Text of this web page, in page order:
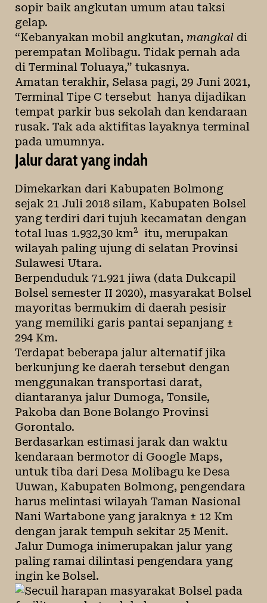
sopir baik angkutan umum atau taksi
gelap.
“Kebanyakan mobil angkutan, mangkal di
perempatan Molibagu. Tidak pernah ada
di Terminal Toluaya,” tukasnya.
Amatan terakhir, Selasa pagi, 29 Juni 2021,
Terminal Tipe C tersebut hanya dijadikan
tempat parkir bus sekolah dan kendaraan
rusak. Tak ada aktifitas layaknya terminal
pada umumnya.
Jalur darat yang indah
Dimekarkan dari Kabupaten Bolmong
sejak 21 Juli 2018 silam, Kabupaten Bolsel
yang terdiri dari tujuh kecamatan dengan
total luas 1.932,30 km2
itu, merupakan
wilayah paling ujung di selatan Provinsi
Sulawesi Utara.
Berpenduduk 71.921 jiwa (data Dukcapil
Bolsel semester II 2020), masyarakat Bolsel
mayoritas bermukim di daerah pesisir
yang memiliki garis pantai sepanjang ±
294 Km.
Terdapat beberapa jalur alternatif jika
berkunjung ke daerah tersebut dengan
menggunakan transportasi darat,
diantaranya jalur Dumoga, Tonsile,
Pakoba dan Bone Bolango Provinsi
Gorontalo.
Berdasarkan estimasi jarak dan waktu
kendaraan bermotor di Google Maps,
untuk tiba dari Desa Molibagu ke Desa
Uuwan, Kabupaten Bolmong, pengendara
harus melintasi wilayah Taman Nasional
Nani Wartabone yang jaraknya ± 12 Km
dengan jarak tempuh sekitar 25 Menit.
Jalur Dumoga inimerupakan jalur yang
paling ramai dilintasi pengendara yang
ingin ke Bolsel.